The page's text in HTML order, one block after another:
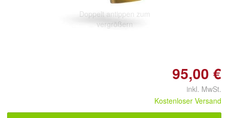
Doppelt antippen zum
vergrößern
95,00 €
inkl. MwSt.
Kostenloser Versand